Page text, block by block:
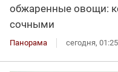
обжаренные овощи:
сочными
Панорама сегодня, 01:25